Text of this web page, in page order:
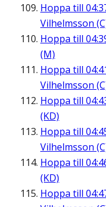
Hoppa till
Vilhelmsson
Hoppa till
(M)
Hoppa till
Vilhelmsson
Hoppa till
(KD)
Hoppa till
Vilhelmsson
Hoppa till
(KD)
Hoppa till